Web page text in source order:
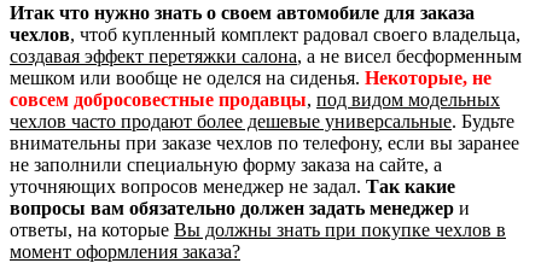
Итак что нужно знать о своем автомобиле для заказа
чехлов, чтоб купленный комплект радовал своего владельца,
создавая эффект перетяжки салона, а не висел бесформенным
мешком или вообще не оделся на сиденья. Некоторые, не
совсем добросовестные продавцы, под видом модельных
чехлов часто продают более дешевые универсальные. Будьте
внимательны при заказе чехлов по телефону, если вы заранее
не заполнили специальную форму заказа на сайте, а
уточняющих вопросов менеджер не задал. Так какие
вопросы вам обязательно должен задать менеджер и
ответы, на которые Вы должны знать при покупке чехлов в
момент оформления заказа?